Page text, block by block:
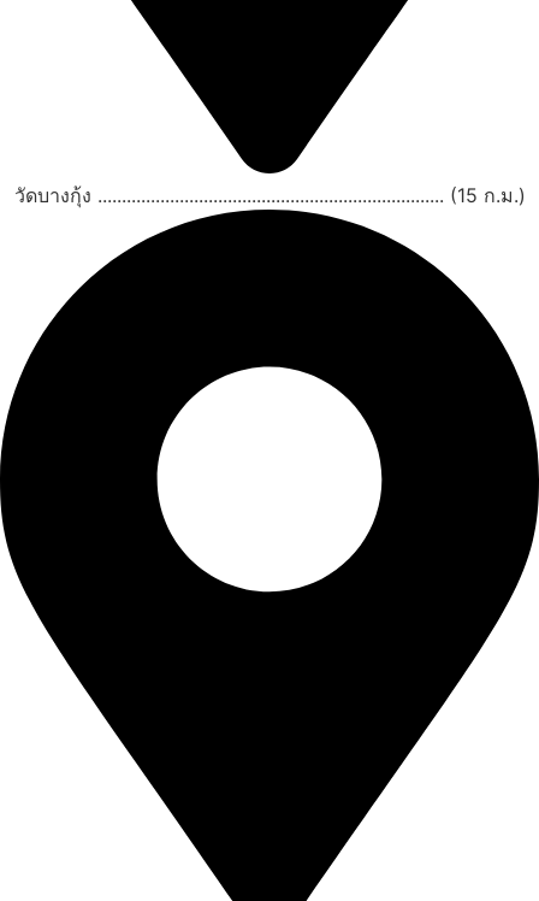
วัดบางกุ้ง ........................................................................ (15 ก.ม.)